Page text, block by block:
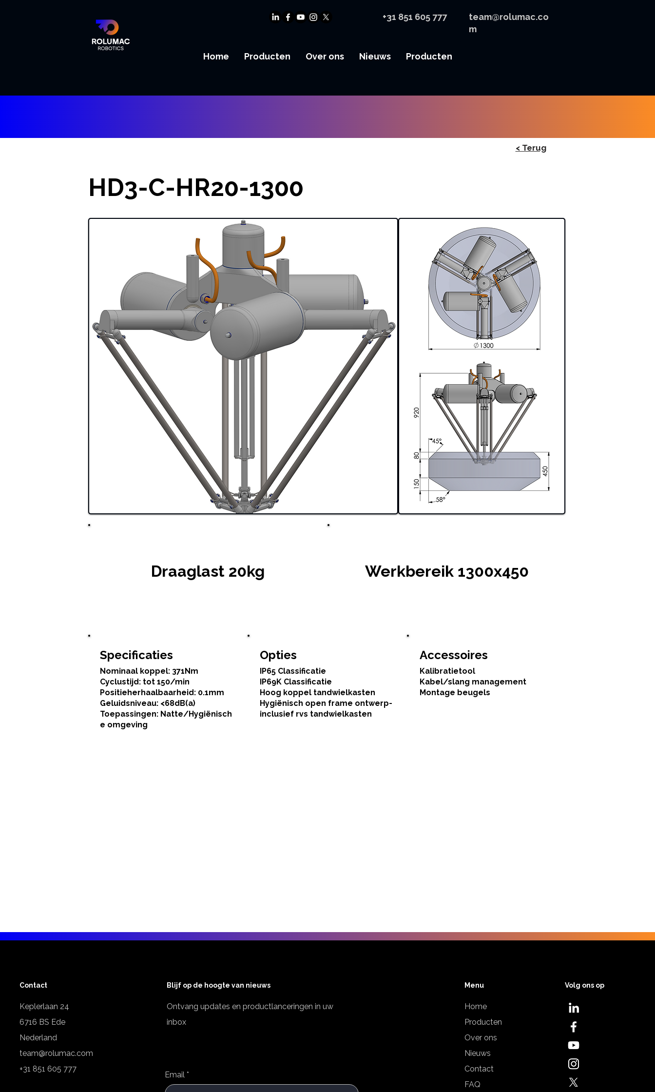
+31 851 605 777
team@rolumac.co
m
Home Producten Over ons Nieuws Producten
< Terug
HD3-C-HR20-1300
Draaglast 20kg Werkbereik 1300x450
Specificaties
Nominaal koppel: 371Nm
Cyclustijd: tot 150/min
Positieherhaalbaarheid: 0.1mm
Geluidsniveau: <68dB(a)
Toepassingen: Natte/Hygiënisch
e omgeving
Opties
IP65 Classificatie
IP69K Classificatie
Hoog koppel tandwielkasten
Hygiënisch open frame ontwerp-
inclusief rvs tandwielkasten
Accessoires
Kalibratietool
Kabel/slang management
Montage beugels
Contact
Keplerlaan 24
6716 BS Ede
Nederland
team@rolumac.com
+31 851 605 777
Blijf op de hoogte van nieuws
Ontvang updates en productlanceringen in uw
inbox
Email *
Menu
Home
Producten
Over ons
Nieuws
Contact
FAQ
Volg ons op